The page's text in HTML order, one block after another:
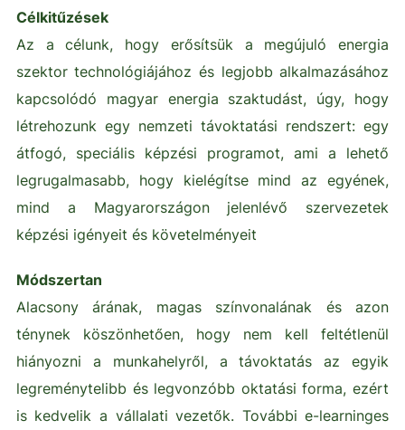
Célkitűzések
Az a célunk, hogy erősítsük a megújuló energia
szektor technológiájához és legjobb alkalmazásához
kapcsolódó magyar energia szaktudást, úgy, hogy
létrehozunk egy nemzeti távoktatási rendszert: egy
átfogó, speciális képzési programot, ami a lehető
legrugalmasabb, hogy kielégítse mind az egyének,
mind a Magyarországon jelenlévő szervezetek
képzési igényeit és követelményeit
Módszertan
Alacsony árának, magas színvonalának és azon
ténynek köszönhetően, hogy nem kell feltétlenül
hiányozni a munkahelyről, a távoktatás az egyik
legreménytelibb és legvonzóbb oktatási forma, ezért
is kedvelik a vállalati vezetők. További e-learninges